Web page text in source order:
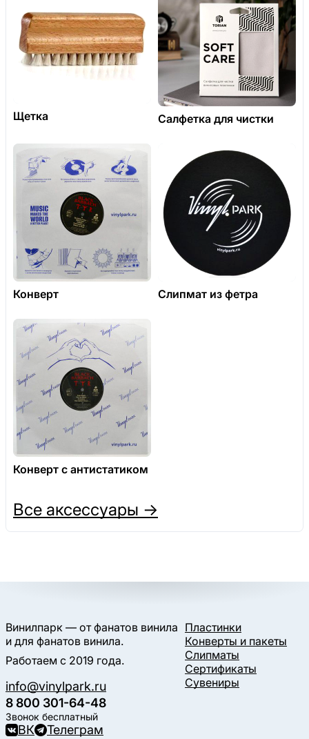
Щетка Салфетка для чистки
Конверт Слипмат из фетра
Конверт с антистатиком
Все аксессуары →
Винилпарк — от фанатов винила
и для фанатов винила.
Работаем с 2019 года.
info@vinylpark.ru
8 800 301-64-48
Звонок бесплатный
ВК Телеграм
Пластинки
Конверты и пакеты
Слипматы
Сертификаты
Сувениры